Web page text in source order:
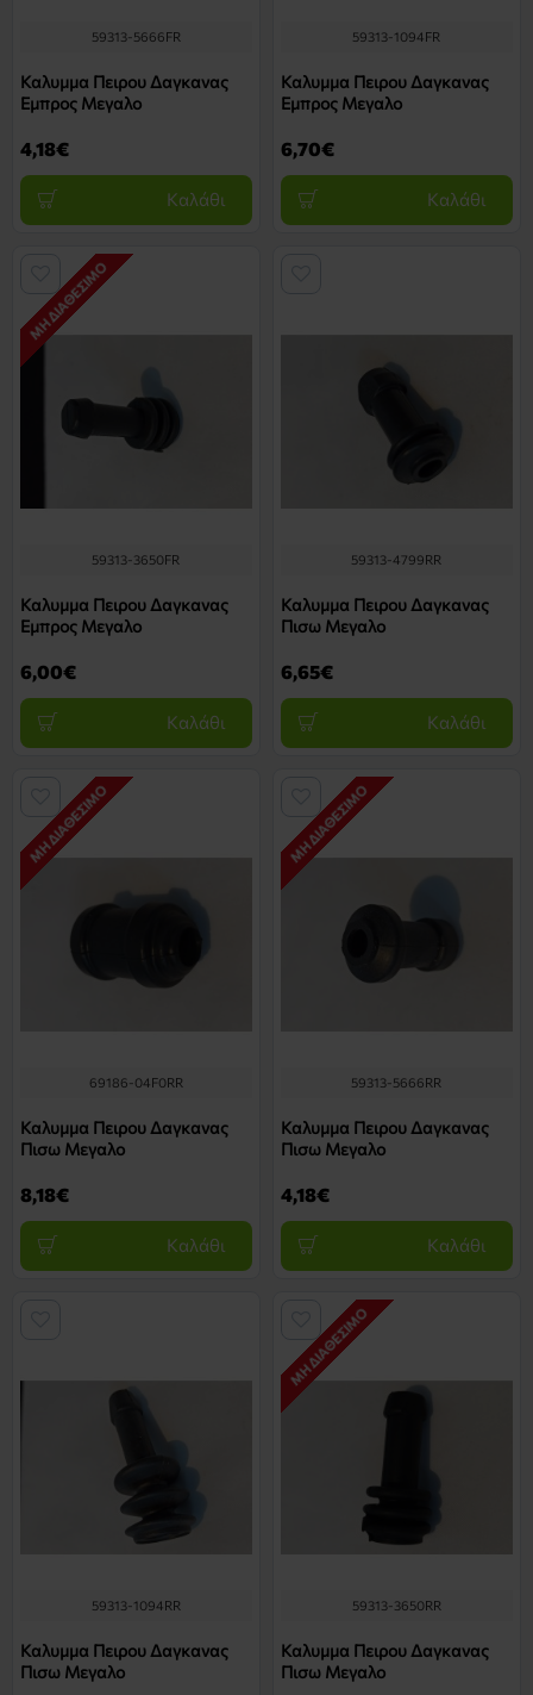
59313-5666FR
Καλυμμα Πειρου Δαγκανας
Εμπρος Μεγαλο
4,18€
Καλάθι
59313-1094FR
Καλυμμα Πειρου Δαγκανας
Εμπρος Μεγαλο
6,70€
Καλάθι
ΜΗ ΔΙΑΘΈΣΙΜΟ
59313-3650FR
Καλυμμα Πειρου Δαγκανας
Εμπρος Μεγαλο
6,00€
Καλάθι
59313-4799RR
Καλυμμα Πειρου Δαγκανας
Πισω Μεγαλο
6,65€
Καλάθι
ΜΗ ΔΙΑΘΈΣΙΜΟ
69186-04F0RR
Καλυμμα Πειρου Δαγκανας
Πισω Μεγαλο
8,18€
Καλάθι
ΜΗ ΔΙΑΘΈΣΙΜΟ
59313-5666RR
Καλυμμα Πειρου Δαγκανας
Πισω Μεγαλο
4,18€
Καλάθι
59313-1094RR
Καλυμμα Πειρου Δαγκανας
Πισω Μεγαλο
ΜΗ ΔΙΑΘΈΣΙΜΟ
59313-3650RR
Καλυμμα Πειρου Δαγκανας
Πισω Μεγαλο